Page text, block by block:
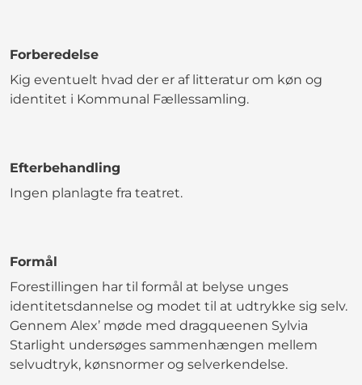
Forberedelse
Kig eventuelt hvad der er af litteratur om køn og
identitet i Kommunal Fællessamling.
Efterbehandling
Ingen planlagte fra teatret.
Formål
Forestillingen har til formål at belyse unges
identitetsdannelse og modet til at udtrykke sig selv.
Gennem Alex’ møde med dragqueenen Sylvia
Starlight undersøges sammenhængen mellem
selvudtryk, kønsnormer og selverkendelse.